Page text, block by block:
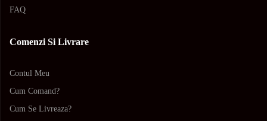
FAQ
Comenzi Si Livrare
Contul Meu
Cum Comand?
Cum Se Livreaza?